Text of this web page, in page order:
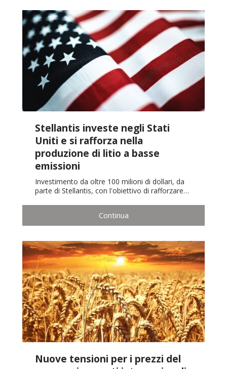
Stellantis investe negli Stati
Uniti e si rafforza nella
produzione di litio a basse
emissioni
Investimento da oltre 100 milioni di dollari, da
parte di Stellantis, con l'obiettivo di rafforzare…
Continua
Nuove tensioni per i prezzi del